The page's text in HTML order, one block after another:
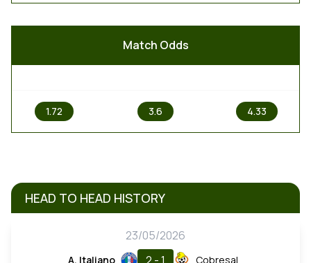
Match Odds
1.72 3.6 4.33
HEAD TO HEAD HISTORY
23/05/2026
A. Italiano Cobresal